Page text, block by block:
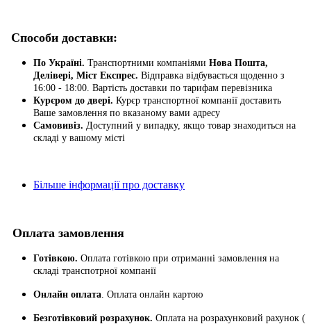
Способи доставки:
По Україні. Транспортними компаніями Нова Пошта,
Делівері, Міст Експрес. Відправка відбувається щоденно з
16:00 - 18:00. Вартість доставки по тарифам перевізника
Курєром до двері. Курєр транспортної компанії доставить
Ваше замовлення по вказаному вами адресу
Самовивіз. Доступний у випадку, якщо товар знаходиться на
складі у вашому місті
Більше інформації про доставку
Оплата замовлення
Готівкою. Оплата готівкою при отриманні замовлення на
складі транспотрної компанії
Онлайн оплата . Оплата онлайн картою
Безготівковий розрахунок. Оплата на розрахунковий рахунок (